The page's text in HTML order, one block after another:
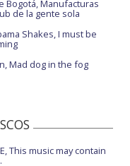
Bogotá, Manufacturas
de la gente sola
Shakes, I must be
Mad dog in the fog
This music may contain